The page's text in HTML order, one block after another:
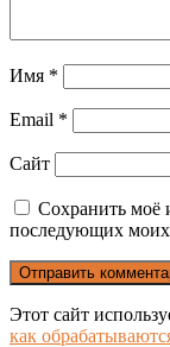
Имя *
Email *
Сайт
Сохранить моё
последующих
Этот сайт
как